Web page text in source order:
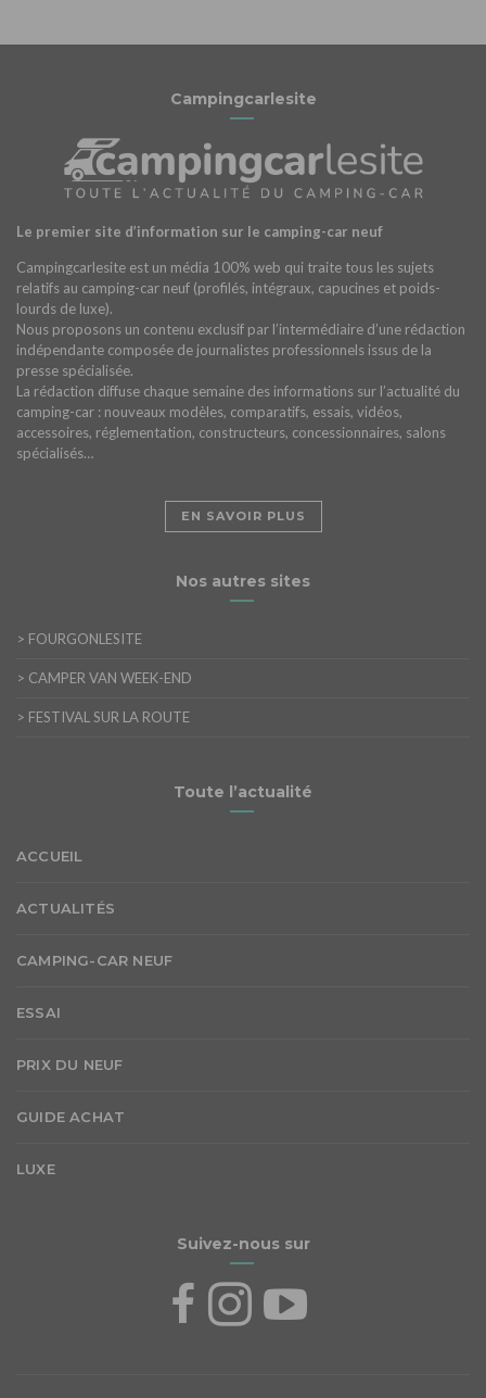
Campingcarlesite
Le premier site d’information sur le camping-car neuf
Campingcarlesite est un média 100% web qui traite tous les sujets
relatifs au camping-car neuf (profilés, intégraux, capucines et poids-
lourds de luxe).
Nous proposons un contenu exclusif par l’intermédiaire d’une rédaction
indépendante composée de journalistes professionnels issus de la
presse spécialisée.
La rédaction diffuse chaque semaine des informations sur l’actualité du
camping-car : nouveaux modèles, comparatifs, essais, vidéos,
accessoires, réglementation, constructeurs, concessionnaires, salons
spécialisés…
EN SAVOIR PLUS
Nos autres sites
> FOURGONLESITE
> CAMPER VAN WEEK-END
> FESTIVAL SUR LA ROUTE
Toute l’actualité
ACCUEIL
ACTUALITÉS
CAMPING-CAR NEUF
ESSAI
PRIX DU NEUF
GUIDE ACHAT
LUXE
Suivez-nous sur